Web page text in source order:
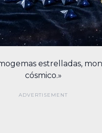
estrelladas,
cósmico.»